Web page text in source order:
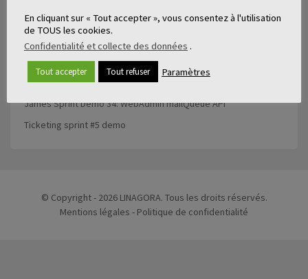
mode
OpenPaaS teaser : the open source collaborative platform
CryptPad Sprint #2 Demo (Subtitles included)
Illustration of a user flow within OpenPaaS
James Sprint Demo 34: WebAdmin mailQueue API
Ticketing sprint #5 demo
© Copyright - 2026 LINAGORA. Tous les droits réservés.
Mentions légales - Politique de confidentialité
En cliquant sur « Tout accepter », vous consentez à l'utilisation
de TOUS les cookies.
Confidentialité et collecte des données .
Tout accepter Tout refuser Paramètres